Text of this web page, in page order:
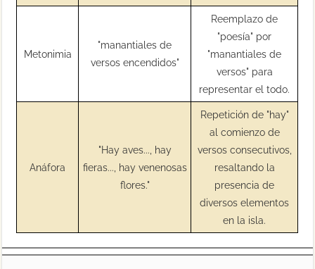
Metonimia
"manantiales de
versos encendidos"
Reemplazo de
"poesía" por
"manantiales de
versos" para
representar el todo.
Anáfora
"Hay aves..., hay
fieras..., hay venenosas
flores."
Repetición de "hay"
al comienzo de
versos consecutivos,
resaltando la
presencia de
diversos elementos
en la isla.